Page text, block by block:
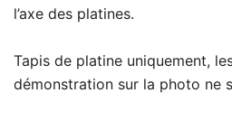
l’axe des platines.
Tapis de platine uniquement,
démonstration sur la photo ne